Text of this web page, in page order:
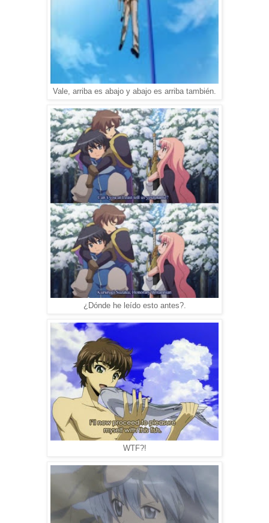
Vale, arriba es abajo y abajo es arriba también.
¿Dónde he leído esto antes?.
WTF?!